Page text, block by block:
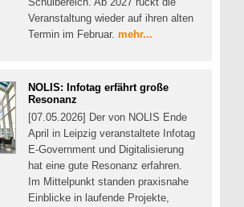
Veranstaltung wieder auf ihren alten
Termin im Februar. mehr...
NOLIS: Infotag erfährt große
Resonanz
[07.05.2026] Der von NOLIS Ende
April in Leipzig veranstaltete Infotag
E-Government und Digitalisierung
hat eine gute Resonanz erfahren.
Im Mittelpunkt standen praxisnahe
Einblicke in laufende Projekte,